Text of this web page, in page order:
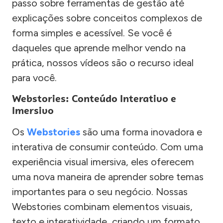
passo sobre ferramentas de gestão até
explicações sobre conceitos complexos de
forma simples e acessível. Se você é
daqueles que aprende melhor vendo na
prática, nossos vídeos são o recurso ideal
para você.
Webstories: Conteúdo Interativo e
Imersivo
Os Webstories são uma forma inovadora e
interativa de consumir conteúdo. Com uma
experiência visual imersiva, eles oferecem
uma nova maneira de aprender sobre temas
importantes para o seu negócio. Nossas
Webstories combinam elementos visuais,